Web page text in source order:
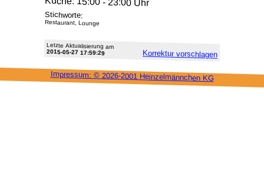
Stichworte:
Restaurant, Lounge
Letzte Aktu­alisie­rung am
2015-05-27 17:59:29 Korrektur vor­schlagen
Impressum: © 2026-2001 Heinzel­männchen KG